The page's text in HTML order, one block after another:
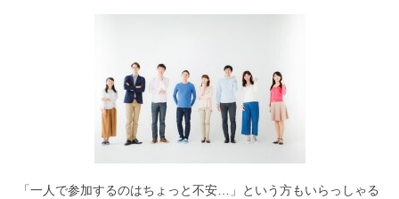
「一人で参加するのはちょっと不安…」という方もいらっしゃる